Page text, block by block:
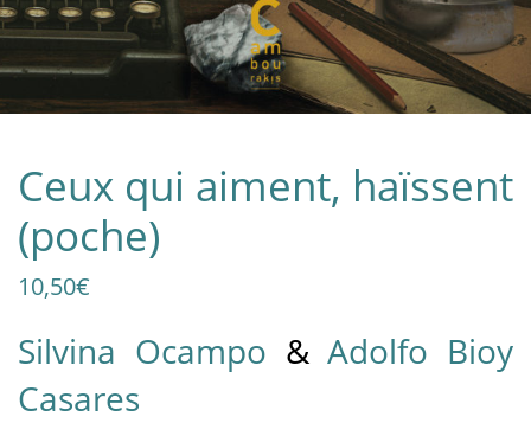
Ceux qui aiment, haïssent
(poche)
10,50€
Silvina Ocampo &Adolfo Bioy
Casares